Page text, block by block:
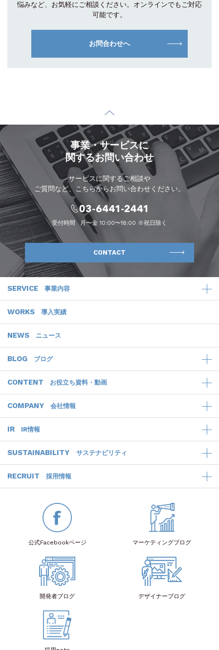
悩みなど、お気軽にご相談 ください。オンラインでもご対応
可能です。
お問合わせへ
事業・サービスに
関するお問い合わせ
サービスに関するご相談や
ご質問など、こちらからお問い合わせください。
受付時間 月〜金 10:00〜18:00 ※祝日除く
CONTACT
SERVICE 事業内容
WORKS 導入実績
NEWS ニュース
BLOG ブログ
CONTENT お役立ち資料・動画
COMPANY 会社情報
IR IR情報
SUSTAINABILITY サステナビリティ
RECRUIT 採用情報
公式Facebookページ マーケティングブログ
開発者ブログ デザイナーブログ